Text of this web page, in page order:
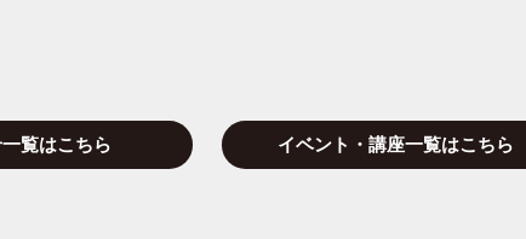
覧はこちら イベント・講座一覧はこちら